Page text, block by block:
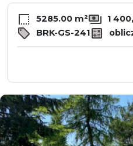
5285.00 m² 1
BRK-GS-241